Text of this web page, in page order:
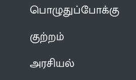
பொழுதுப்போக்கு
குற்றம்
அரசியல்